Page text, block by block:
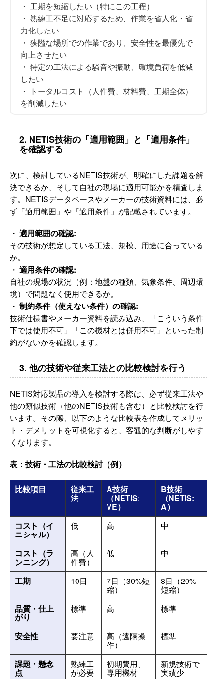
・ 工期を短縮したい（特にこの工程）
・ 熟練工不足に対応するため、作業を省人化・省
力化したい
・ 狭隘な場所での作業であり、安全性を最優先で
向上させたい
・ 特定の工法による騒音や振動、環境負荷を低減
したい
・ トータルコスト（人件費、材料費、工期全体）
を削減したい
2. NETIS技術の「適用範囲」と「適用条件」
を確認する
次に、検討しているNETIS技術が、明確にした課題を解
決できるか、そして自社の現場に適用可能かを精査しま
す。NETISデータベースやメーカーの技術資料には、必
ず「適用範囲」や「適用条件」が記載されています。
・ 適用範囲の確認:
その技術が想定している工法、規模、用途に合っている
か。
・ 適用条件の確認:
自社の現場の状況（例：地盤の種類、気象条件、周辺環
境）で問題なく使用できるか。
・ 制約条件（使えない条件）の確認:
技術仕様書やメーカー資料を読み込み、「こういう条件
下では使用不可」「この機材とは併用不可」といった制
約がないかを確認します。
3. 他の技術や従来工法との比較検討を行う
NETIS対応製品の導入を検討する際は、必ず従来工法や
他の類似技術（他のNETIS技術も含む）と比較検討を行
います。その際、以下のような比較表を作成してメリッ
ト・デメリットを可視化すると、客観的な判断がしやす
くなります。
表：技術・工法の比較検討（例）
比較項目 従来工
法
A技術
（NETIS:
VE）
B技術
（NETIS:
A）
コスト（イ
ニシャル）
低 高 中
コスト（ラ
ンニング）
高（人
件費）
低 中
工期 10日 7日（30%短
縮）
8日（20%
短縮）
品質・仕上
がり
標準 高 標準
安全性 要注意 高（遠隔操
作）
標準
課題・懸念
点
熟練工
が必要
初期費用、
専用機材
新規技術で
実績少